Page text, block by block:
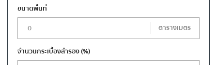
ขนาดพื้นที่
ตารางเมตร
จำนวนกระเบื้องสำรอง(%)